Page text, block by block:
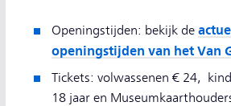
Openingstijden: bekijk de
openingstijden van het Van
Tickets: volwassenen € 24,
18 jaar en